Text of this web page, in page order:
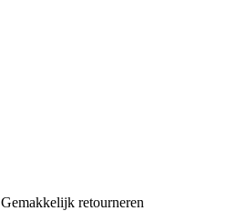
Gemakkelijk retourneren